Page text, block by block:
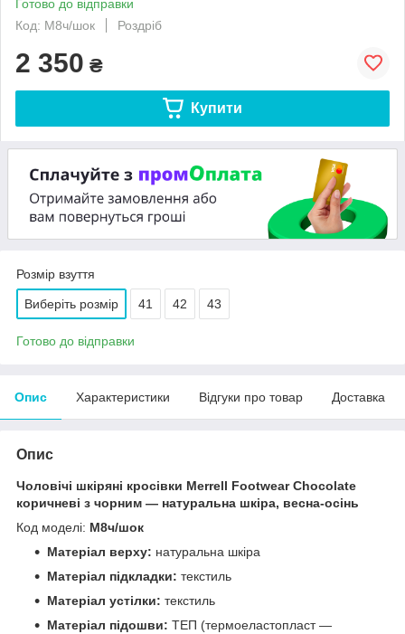
Готово до відправки
Код: М8ч/шок
Роздріб
2 350 ₴
Купити
Розмір взуття
Виберіть розмір 41 42 43
Готово до відправки
Опис Характеристики Відгуки про товар Доставка
Опис
Чоловічі шкіряні кросівки Merrell Footwear Chocolate
коричневі з чорним — натуральна шкіра, весна-осінь
Код моделі: М8ч/шок
Матеріал верху: натуральна шкіра
Матеріал підкладки: текстиль
Матеріал устілки: текстиль
Матеріал підошви: ТЕП (термоеластопласт —